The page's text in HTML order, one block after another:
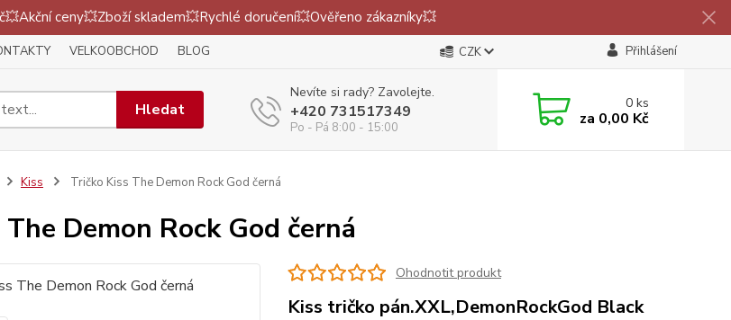
ceny💥Zboží skladem💥Rychlé doručení💥Ověřeno zákazníky💥
VELKOOBCHOD BLOG CZK Přihlášení
Hledat
Nevíte si rady? Zavolejte.
+420 731517349
Po - Pá 8:00 - 15:00
0ks
za 0,00 Kč
Kiss Tričko Kiss The Demon Rock God černá
Demon Rock God černá
Ohodnotit produkt
Kiss tričko pán.XXL,DemonRockGod Black